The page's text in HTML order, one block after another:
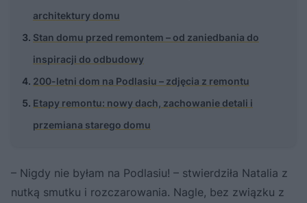
architektury domu
Stan domu przed remontem – od zaniedbania do
inspiracji do odbudowy
200-letni dom na Podlasiu – zdjęcia z remontu
Etapy remontu: nowy dach, zachowanie detali i
przemiana starego domu
– Nigdy nie byłam na Podlasiu! – stwierdziła Natalia z
nutką smutku i rozczarowania. Nagle, bez związku z